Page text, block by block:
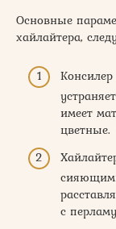
Основные
хайлайтера,
имеет
цветные.
с